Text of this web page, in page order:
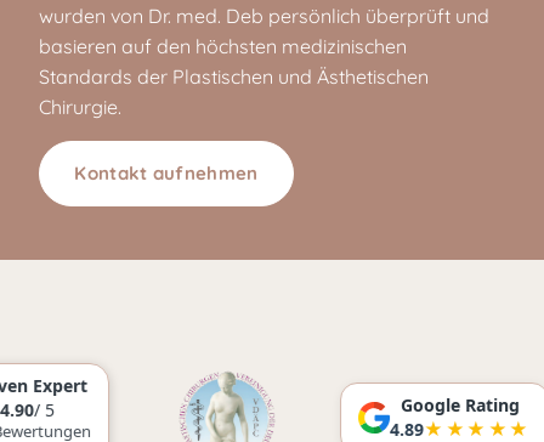
wurden von Dr. med. Deb persönlich überprüft und
basieren auf den höchsten medizinischen
Standards der Plastischen und Ästhetischen
Chirurgie.
Kontakt aufnehmen
Google Rating
★★★★★